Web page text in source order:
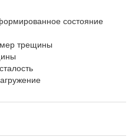
состояние
трещины